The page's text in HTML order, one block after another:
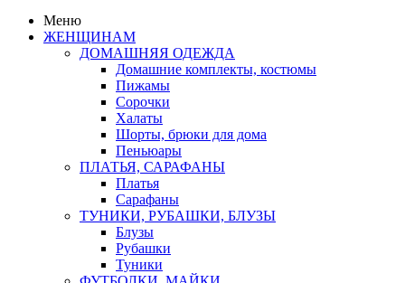
Меню
ЖЕНЩИНАМ
ДОМАШНЯЯ ОДЕЖДА
Домашние комплекты, костюмы
Пижамы
Сорочки
Халаты
Шорты, брюки для дома
Пеньюары
ПЛАТЬЯ, САРАФАНЫ
Платья
Сарафаны
ТУНИКИ, РУБАШКИ, БЛУЗЫ
Блузы
Рубашки
Туники